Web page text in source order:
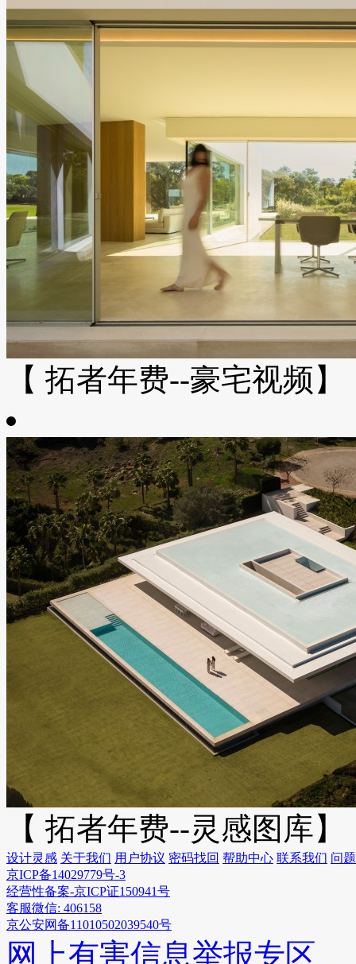
【 拓者年费--豪宅视频】
【 拓者年费--灵感图库】
设计灵感 关于我们 用户协议 密码找回 帮助中心 联系我们 问
京ICP备14029779号-3
经营性备案-京ICP证150941号
客服微信: 406158
京公安网备11010502039540号
网上有害信息举报专区